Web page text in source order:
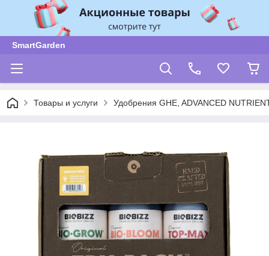
SmartGarden
Товары и услуги Удобрения GHE, ADVANCED